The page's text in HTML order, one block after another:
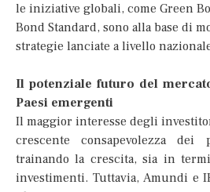
le iniziative globali, come Green
Bond Standard, sono alla base di
strategie lanciate a livello
Il potenziale futuro del
Paesi emergenti
Il maggior interesse degli
crescente consapevolezza dei
trainando la crescita, sia in
investimenti. Tuttavia, Amundi e